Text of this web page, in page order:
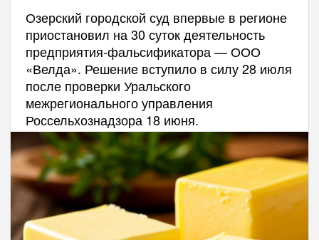
Озерский городской суд впервые в регионе
приостановил на 30 суток деятельность
предприятия-фальсификатора — ООО
«Велда». Решение вступило в силу 28 июля
после проверки Уральского
межрегионального управления
Россельхознадзора 18 июня.